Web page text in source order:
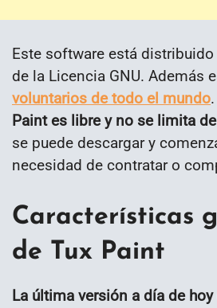
Este software está
de la Licencia GNU. Además
voluntarios de todo el mundo
Paint es libre y no se limita
se puede descargar y
necesidad de contratar o
Características
de Tux Paint
La última versión a día de